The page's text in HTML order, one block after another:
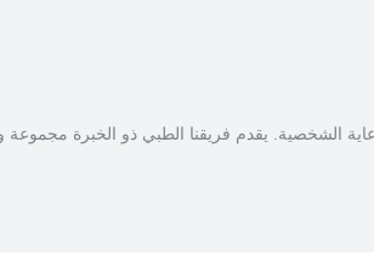
الشخصية. يقدم فريقنا الطبي ذو الخبرة